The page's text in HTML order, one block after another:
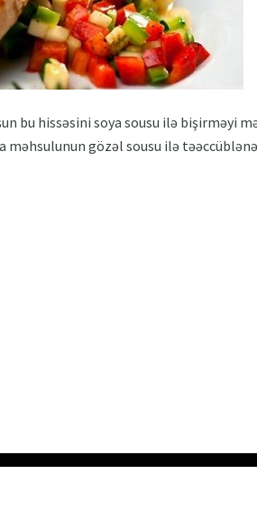
bu hissəsini soya sousu ilə bişirməyi
məhsulunun gözəl sousu ilə